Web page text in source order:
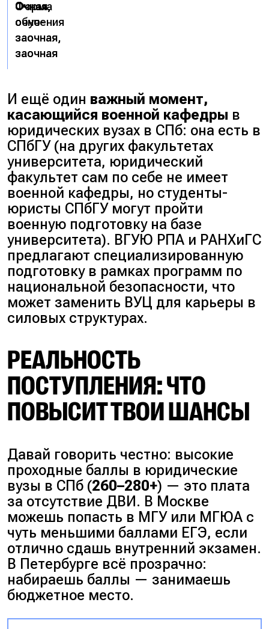
Форма
обучения
Очная
Очная,
очно-
заочная,
заочная
Очная
Очная,
очно-
заочная,
заочная
И ещё один важный момент,
касающийся военной кафедры в
юридических вузах в СПб: она есть в
СПбГУ (на других факультетах
университета, юридический
факультет сам по себе не имеет
военной кафедры, но студенты-
юристы СПбГУ могут пройти
военную подготовку на базе
университета). ВГУЮ РПА и РАНХиГС
предлагают специализированную
подготовку в рамках программ по
национальной безопасности, что
может заменить ВУЦ для карьеры в
силовых структурах.
РЕАЛЬНОСТЬ
ПОСТУПЛЕНИЯ: ЧТО
ПОВЫСИТ ТВОИ ШАНСЫ
Давай говорить честно: высокие
проходные баллы в юридические
вузы в СПб (260–280+) — это плата
за отсутствие ДВИ. В Москве
можешь попасть в МГУ или МГЮА с
чуть меньшими баллами ЕГЭ, если
отлично сдашь внутренний экзамен.
В Петербурге всё прозрачно:
набираешь баллы — занимаешь
бюджетное место.